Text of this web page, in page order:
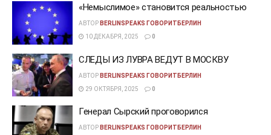
«Немыслимое» становится реальностью
АВТОР BERLINSPEAKS ГОВОРИТБЕРЛИН
10 ДЕКАБРЯ, 2025
0
СЛЕДЫ ИЗ ЛУВРА ВЕДУТ В МОСКВУ
АВТОР BERLINSPEAKS ГОВОРИТБЕРЛИН
29 ОКТЯБРЯ, 2025
0
Генерал Сырский проговорился
АВТОР BERLINSPEAKS ГОВОРИТБЕРЛИН